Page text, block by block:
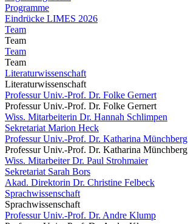
Programme
Eindrücke LIMES 2026
Team
Team
Team
Team
Literaturwissenschaft
Literaturwissenschaft
Professur Univ.-Prof. Dr. Folke Gernert
Professur Univ.-Prof. Dr. Folke Gernert
Wiss. Mitarbeiterin Dr. Hannah Schlimpen
Sekretariat Marion Heck
Professur Univ.-Prof. Dr. Katharina Münchberg
Professur Univ.-Prof. Dr. Katharina Münchberg
Wiss. Mitarbeiter Dr. Paul Strohmaier
Sekretariat Sarah Bors
Akad. Direktorin Dr. Christine Felbeck
Sprachwissenschaft
Sprachwissenschaft
Professur Univ.-Prof. Dr. Andre Klump